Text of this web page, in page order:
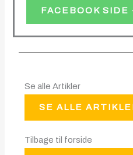
FACEBOOK SIDE
Se alle Artikler
SE ALLE
Tilbage til forside